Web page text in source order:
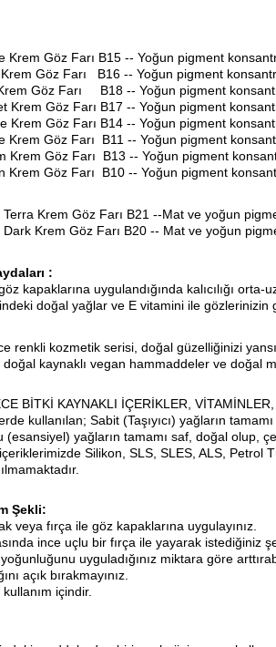
Krem Göz Farı B15 -- Yoğun pigment
Göz Farı B16 -- Yoğun pigment
Göz Farı B18 -- Yoğun pigment
Krem Göz Farı B17 -- Yoğun pigment
Krem Göz Farı B14 -- Yoğun pigment
Krem Göz Farı B11 -- Yoğun pigment
Krem Göz Farı B13 -- Yoğun pigment
Krem Göz Farı B10 -- Yoğun pigment
Terra Krem Göz Farı B21 --Mat ve yoğun
Dark Krem Göz Farı B20 -- Mat ve yoğun
:
kapaklarına uygulandığında kalıcılığı orta-
doğal yağlar ve E vitamini ile gözlerinizin
renkli kozmetik serisi, doğal güzelliğinizi
doğal kaynaklı vegan hammaddeler ve doğal
BİTKİ KAYNAKLI İÇERİKLER,
kullanılan; Sabit (Taşıyıcı) yağların
(esansiyel) yağların tamamı saf, doğal olup,
Silikon, SLS, SLES, ALS, Petrol
Şekli:
veya fırça ile göz kapaklarına uygulayınız.
ince uçlu bir fırça ile yayarak istediğiniz
uyguladığınız miktara göre
açık bırakmayınız.
kullanım içindir.